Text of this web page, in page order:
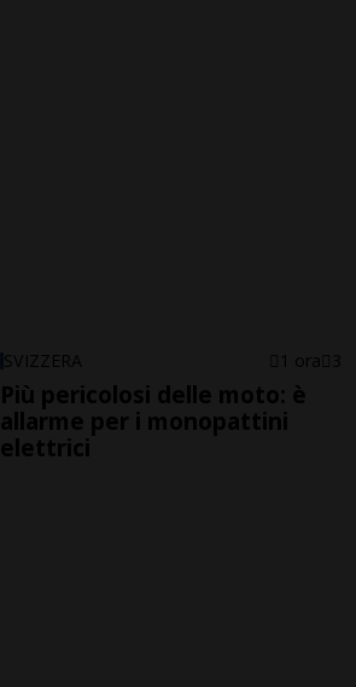
SVIZZERA 1 ora 3
Più pericolosi delle moto: è
allarme per i monopattini
elettrici